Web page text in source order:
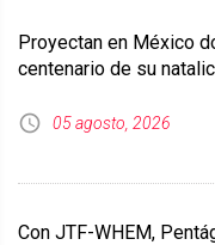
Proyectan en México
centenario de su
05 agosto, 2026
Con JTF-WHEM,